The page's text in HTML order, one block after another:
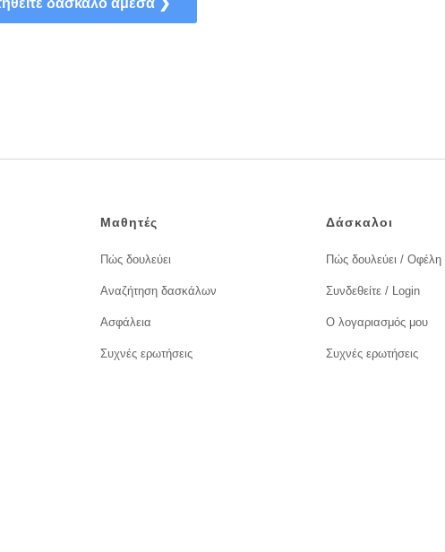
δάσκαλο άμεσα ❯
Μαθητές
Πώς δουλεύει
Αναζήτηση δασκάλων
Ασφάλεια
Συχνές ερωτήσεις
Δάσκαλοι
Πώς δουλεύει / Οφέλη
Συνδεθείτε / Login
Ο λογαριασμός μου
Συχνές ερωτήσεις